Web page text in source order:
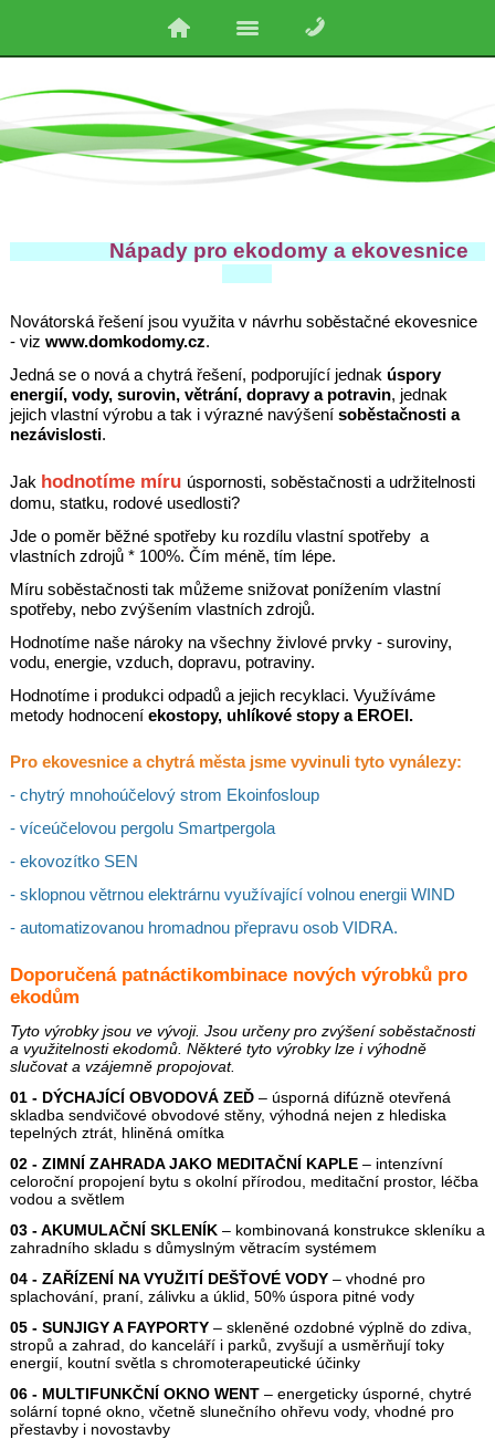
Nápady pro ekodomy a ekovesnice
Novátorská řešení jsou využita v návrhu soběstačné ekovesnice
- viz www.domkodomy.cz.
Jedná se o nová a chytrá řešení, podporující jednak úspory
energií, vody, surovin, větrání, dopravy a potravin, jednak
jejich vlastní výrobu a tak i výrazné navýšení soběstačnosti a
nezávislosti.
Jak hodnotíme míru úspornosti, soběstačnosti a udržitelnosti
domu, statku, rodové usedlosti?
Jde o poměr běžné spotřeby ku rozdílu vlastní spotřeby a
vlastních zdrojů * 100%. Čím méně, tím lépe.
Míru soběstačnosti tak můžeme snižovat ponížením vlastní
spotřeby, nebo zvýšením vlastních zdrojů.
Hodnotíme naše nároky na všechny živlové prvky - suroviny,
vodu, energie, vzduch, dopravu, potraviny.
Hodnotíme i produkci odpadů a jejich recyklaci. Využíváme
metody hodnocení ekostopy, uhlíkové stopy a EROEI.
Pro ekovesnice a chytrá města jsme vyvinuli tyto vynálezy:
- chytrý mnohoúčelový strom Ekoinfosloup
- víceúčelovou pergolu Smartpergola
- ekovozítko SEN
- sklopnou větrnou elektrárnu využívající volnou energii WIND
- automatizovanou hromadnou přepravu osob VIDRA.
Doporučená patnáctikombinace nových výrobků pro
ekodům
Tyto výrobky jsou ve vývoji. Jsou určeny pro zvýšení soběstačnosti
a využitelnosti ekodomů. Některé tyto výrobky lze i výhodně
slučovat a vzájemně propojovat.
01 - DÝCHAJÍCÍ OBVODOVÁ ZEĎ– úsporná difúzně otevřená
skladba sendvičové obvodové stěny, výhodná nejen z hlediska
tepelných ztrát, hliněná omítka
02 - ZIMNÍ ZAHRADA JAKO MEDITAČNÍ KAPLE– intenzívní
celoroční propojení bytu s okolní přírodou, meditační prostor, léčba
vodou a světlem
03 - AKUMULAČNÍ SKLENÍK– kombinovaná konstrukce skleníku a
zahradního skladu s důmyslným větracím systémem
04 - ZAŘÍZENÍ NA VYUŽITÍ DEŠŤOVÉ VODY– vhodné pro
splachování, praní, zálivku a úklid, 50% úspora pitné vody
05 - SUNJIGY A FAYPORTY– skleněné ozdobné výplně do zdiva,
stropů a zahrad, do kanceláří i parků, zvyšují a usměrňují toky
energií, koutní světla s chromoterapeutické účinky
06 - MULTIFUNKČNÍ OKNO WENT– energeticky úsporné, chytré
solární topné okno, včetně slunečního ohřevu vody, vhodné pro
přestavby i novostavby